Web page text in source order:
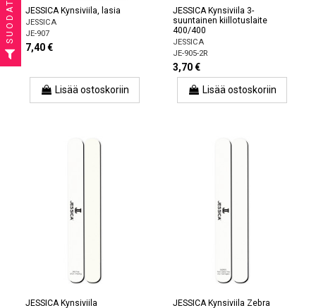
JESSICA Kynsiviila, lasia
JESSICA
JE-907
7,40 €
Lisää ostoskoriin
JESSICA Kynsiviila 3-
suuntainen kiillotuslaite
400/400
JESSICA
JE-905-2R
3,70 €
Lisää ostoskoriin
JESSICA Kynsiviila
JESSICA Kynsiviila Zebra